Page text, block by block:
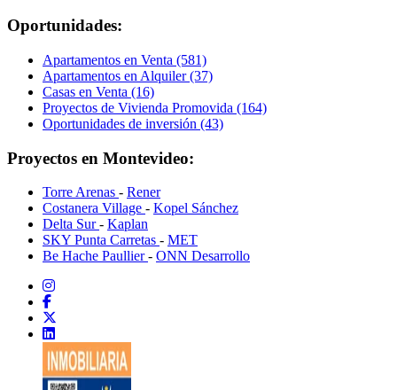
Oportunidades:
Apartamentos en Venta (581)
Apartamentos en Alquiler (37)
Casas en Venta (16)
Proyectos de Vivienda Promovida (164)
Oportunidades de inversión (43)
Proyectos en Montevideo:
Torre Arenas - Rener
Costanera Village - Kopel Sánchez
Delta Sur- Kaplan
SKY Punta Carretas - MET
Be Hache Paullier- ONN Desarrollo